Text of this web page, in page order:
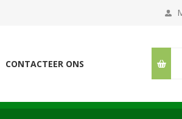
CONTACTEER ONS